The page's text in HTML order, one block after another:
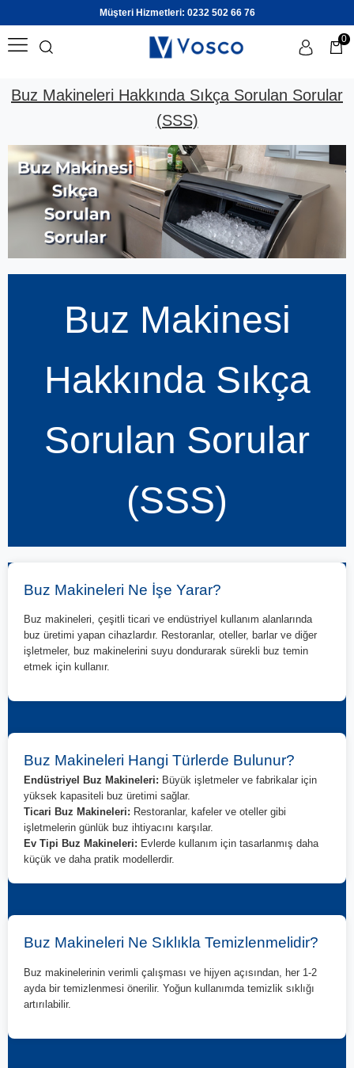
Müşteri Hizmetleri: 0232 502 66 76
Üye Girişi Üye Ol
0
Ara
Buz Makineleri Hakkında Sıkça Sorulan Sorular
(SSS)
Buz Makinesi
Hakkında Sıkça
Sorulan Sorular
(SSS)
Buz Makineleri Ne İşe Yarar?
Buz makineleri, çeşitli ticari ve endüstriyel kullanım alanlarında
buz üretimi yapan cihazlardır. Restoranlar, oteller, barlar ve diğer
işletmeler, buz makinelerini suyu dondurarak sürekli buz temin
etmek için kullanır.
Buz Makineleri Hangi Türlerde Bulunur?
Endüstriyel Buz Makineleri: Büyük işletmeler ve fabrikalar için
yüksek kapasiteli buz üretimi sağlar.
Ticari Buz Makineleri: Restoranlar, kafeler ve oteller gibi
işletmelerin günlük buz ihtiyacını karşılar.
Ev Tipi Buz Makineleri: Evlerde kullanım için tasarlanmış daha
küçük ve daha pratik modellerdir.
Buz Makineleri Ne Sıklıkla Temizlenmelidir?
Buz makinelerinin verimli çalışması ve hijyen açısından, her 1-2
ayda bir temizlenmesi önerilir. Yoğun kullanımda temizlik sıklığı
artırılabilir.